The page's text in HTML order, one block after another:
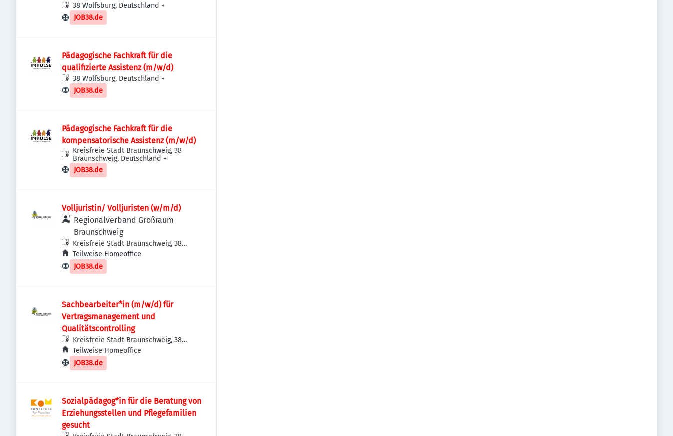
38 Wolfsburg, Deutschland +
JOB38.de
Pädagogische Fachkraft für die
qualifizierte Assistenz (m/w/d)
38 Wolfsburg, Deutschland +
JOB38.de
Pädagogische Fachkraft für die
kompensatorische Assistenz (m/w/d)
Kreisfreie Stadt Braunschweig, 38
Braunschweig, Deutschland +
JOB38.de
Volljuristin/ Volljuristen (w/m/d)
Regionalverband Großraum
Braunschweig
Kreisfreie Stadt Braunschweig, 38
Braunschweig, Deutschland
Teilweise Homeoffice
JOB38.de
Sachbearbeiter*in (m/w/d) für
Vertragsmanagement und
Qualitätscontrolling
Kreisfreie Stadt Braunschweig, 38
Braunschweig, Deutschland
Teilweise Homeoffice
JOB38.de
Sozialpädagog*in für die Beratung von
Erziehungsstellen und Pflegefamilien
gesucht